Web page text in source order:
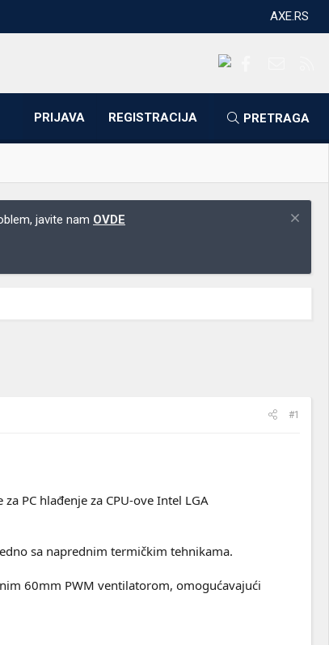
AXE.RS
PRIJAVA REGISTRACIJA PRETRAGA
javite nam OVDE
#1
PC hlađenje za CPU-ove Intel LGA
sa naprednim termičkim tehnikama.
60mm PWM ventilatorom, omogućavajući